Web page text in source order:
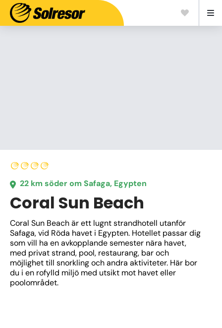
22 km söder om Safaga, Egypten
Coral Sun Beach
Coral Sun Beach är ett lugnt strandhotell utanför
Safaga, vid Röda havet i Egypten. Hotellet passar dig
som vill ha en avkopplande semester nära havet,
med privat strand, pool, restaurang, bar och
möjlighet till snorkling och andra aktiviteter. Här bor
du i en rofylld miljö med utsikt mot havet eller
poolområdet.